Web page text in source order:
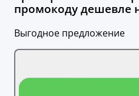
промокоду дешевле
Выгодное предложение